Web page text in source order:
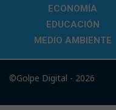
ECONOMÍA
EDUCACIÓN
MEDIO AMBIENTE
©Golpe Digital - 2026